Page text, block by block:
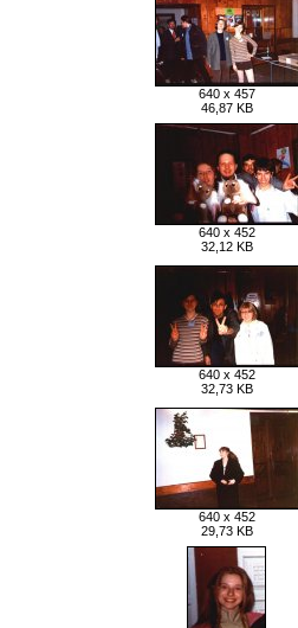
640 x 457
46,87 KB
640 x 452
32,12 KB
640 x 452
32,73 KB
640 x 452
29,73 KB